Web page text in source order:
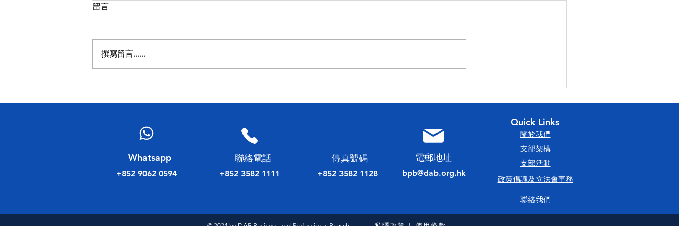
民建聯工商專業委員會新年聚
民建聯工商專業委員會 舉辦
2023香港會計師公會理事會
留言
撰寫留言......
​Whatsapp
+852 9062 0594
​聯絡電話
+852 3582 1111
傳真號碼
+852 3582 1128
電郵地址
bpb@dab.org.hk
Quick Links
​支部架構
​支部活動
​關於我們
政策倡議及立法會事務
聯絡我們